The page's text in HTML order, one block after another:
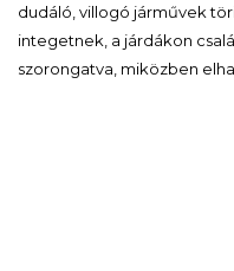
dudáló, villogó járművek
integetnek, a járdákon
szorongatva, miközben